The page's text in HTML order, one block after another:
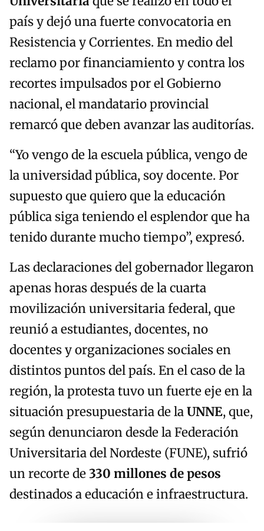
país y dejó una fuerte convocatoria en
Resistencia y Corrientes. En medio del
reclamo por financiamiento y contra los
recortes impulsados por el Gobierno
nacional, el mandatario provincial
remarcó que deben avanzar las auditorías.
“Yo vengo de la escuela pública, vengo de
la universidad pública, soy docente. Por
supuesto que quiero que la educación
pública siga teniendo el esplendor que ha
tenido durante mucho tiempo”, expresó.
Las declaraciones del gobernador llegaron
apenas horas después de la cuarta
movilización universitaria federal, que
reunió a estudiantes, docentes, no
docentes y organizaciones sociales en
distintos puntos del país. En el caso de la
región, la protesta tuvo un fuerte eje en la
situación presupuestaria de laUNNE, que,
según denunciaron desde la Federación
Universitaria del Nordeste (FUNE), sufrió
un recorte de330 millones de pesos
destinados a educación e infraestructura.